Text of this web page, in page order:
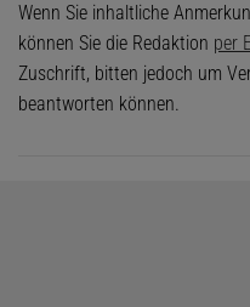
Wenn Sie inhaltliche
können Sie die Redaktion per
Zuschrift, bitten jedoch um
beantworten können.